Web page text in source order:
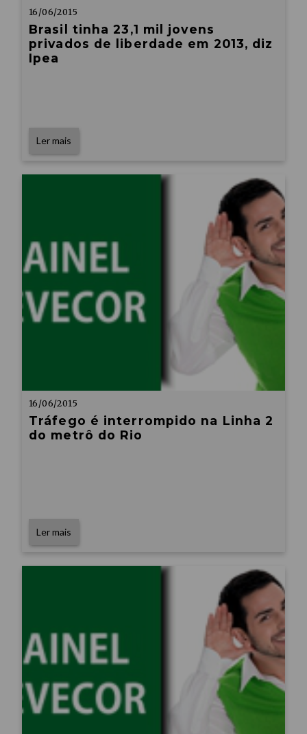
16/06/2015
Brasil tinha 23,1 mil jovens
privados de liberdade em 2013, diz
Ipea
Ler mais
16/06/2015
Tráfego é interrompido na Linha 2
do metrô do Rio
Ler mais